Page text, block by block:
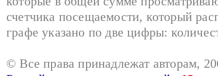
счетчика посещаемости, который
графе указано по две цифры:
© Все права принадлежат авторам,